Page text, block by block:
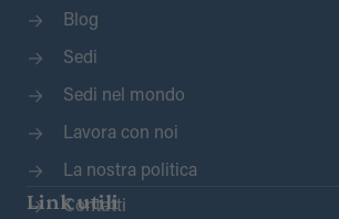
Blog
Sedi
Sedi nel mondo
Lavora con noi
La nostra politica
Link utili
Contatti